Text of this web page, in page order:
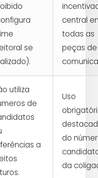
se
central
todas as
peças de
utiliza
de
a
Uso
do
da